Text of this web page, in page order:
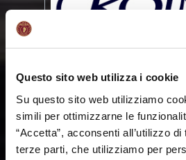
Questo sito web utilizza i cookie
Su questo sito web utilizziamo
simili per ottimizzarne le
“Accetta”, acconsenti all’utilizzo
terze parti, che utilizziamo per